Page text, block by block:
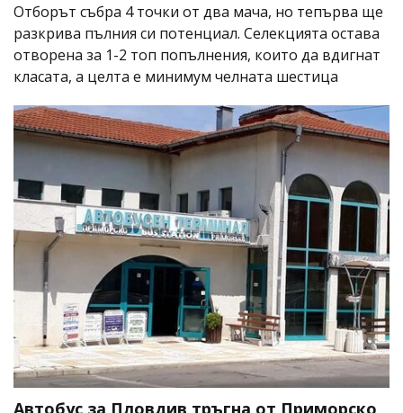
Отборът събра 4 точки от два мача, но тепърва ще
разкрива пълния си потенциал. Селекцията остава
отворена за 1-2 топ попълнения, които да вдигнат
класата, а целта е минимум челната шестица
Автобус за Пловдив тръгна от Приморско